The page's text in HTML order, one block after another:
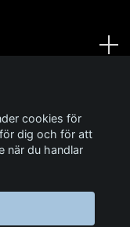
cookies för
dig och för att
när du handlar